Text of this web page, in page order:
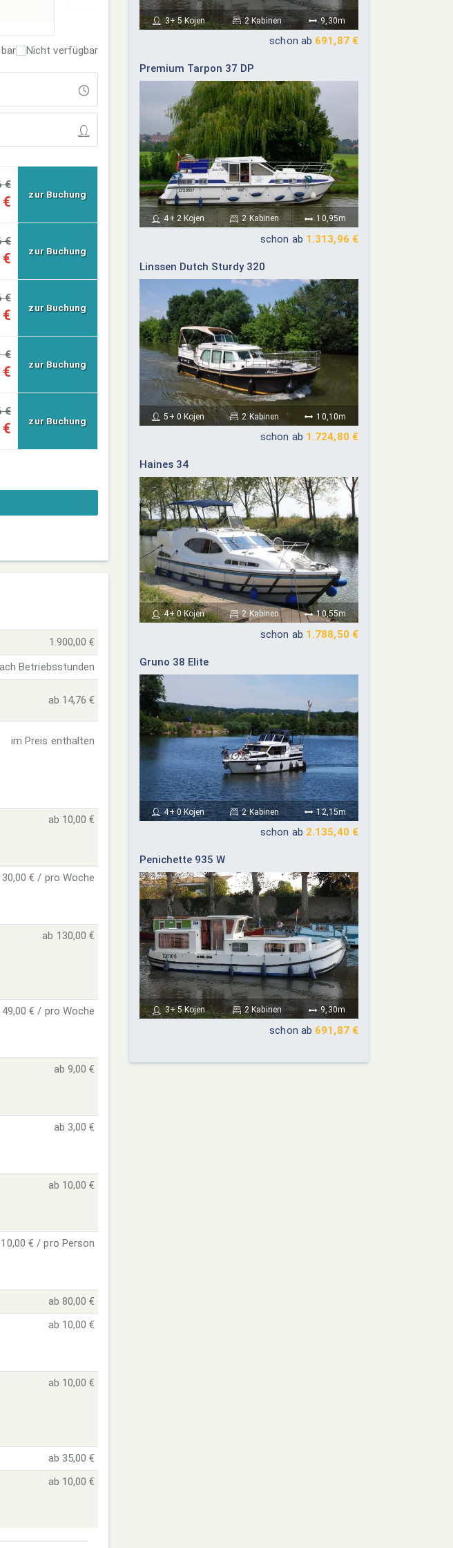
Nicht verfügbar
€
€ zur Buchung
€
€ zur Buchung
€
€ zur Buchung
€
€ zur Buchung
€
€ zur Buchung
1.900,00 €
Betriebsstunden
ab 14,76 €
im Preis enthalten
ab 10,00 €
€ / pro Woche
ab 130,00 €
€ / pro Woche
ab 9,00 €
ab 3,00 €
ab 10,00 €
€ / pro Person
ab 80,00 €
ab 10,00 €
ab 10,00 €
ab 35,00 €
ab 10,00 €
3+ 5 Kojen 2 Kabinen 9,30m
schon ab 691,87 €
Premium Tarpon 37 DP
4+ 2 Kojen 2 Kabinen 10,95m
schon ab 1.313,96 €
Linssen Dutch Sturdy 320
5+ 0 Kojen 2 Kabinen 10,10m
schon ab 1.724,80 €
Haines 34
4+ 0 Kojen 2 Kabinen 10,55m
schon ab 1.788,50 €
Gruno 38 Elite
4+ 0 Kojen 2 Kabinen 12,15m
schon ab 2.135,40 €
Penichette 935 W
3+ 5 Kojen 2 Kabinen 9,30m
schon ab 691,87 €